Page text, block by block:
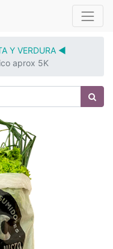
Y VERDURA ◀️
aprox 5K